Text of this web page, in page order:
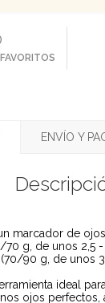
ENVÍO Y
marcador de
70 g, de unos 2,5
(70/90 g, de unos
ideal
ojos perfectos,